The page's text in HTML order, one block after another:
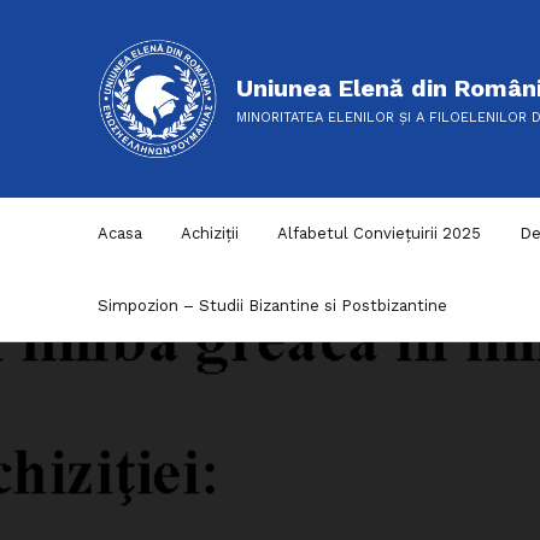
Uniunea Elenă din
MINORITATEA ELENILOR ȘI A FILOELENILOR
Acasa Achiziții Alfabetul Conviețuirii 2025
Simpozion – Studii Bizantine si Postbizantine